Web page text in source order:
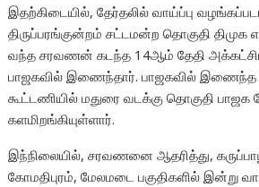
இதற்கிடையில், தேர்தலில் வாய்ப்பு
திருப்பரங்குன்றம் சட்டமன்ற தொகுதி திமுக
வந்த சரவணன் கடந்த 14ஆம் தேதி
பாஜகவில் இணைந்தார். பாஜகவில்
கூட்டணியில் மதுரை வடக்கு தொகுதி பாஜக
களமிறங்கியுள்ளார்.
இந்நிலையில், சரவணனை ஆதரித்து,
கோமதிபுரம், மேலமடை பகுதிகளில் இன்று